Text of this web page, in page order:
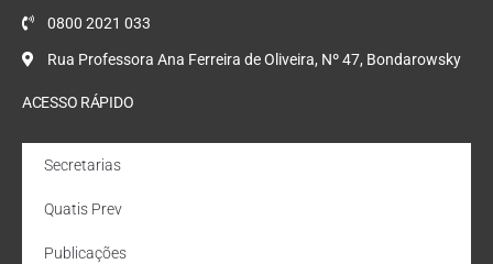
0800 2021 033
Rua Professora Ana Ferreira de Oliveira, Nº 47, Bondarowsky
ACESSO RÁPIDO
Secretarias
Quatis Prev
Publicações